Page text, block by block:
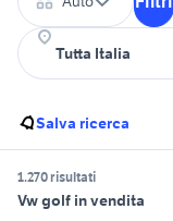
Salva ricerca
1.270 risultati
Vw golf in vendita